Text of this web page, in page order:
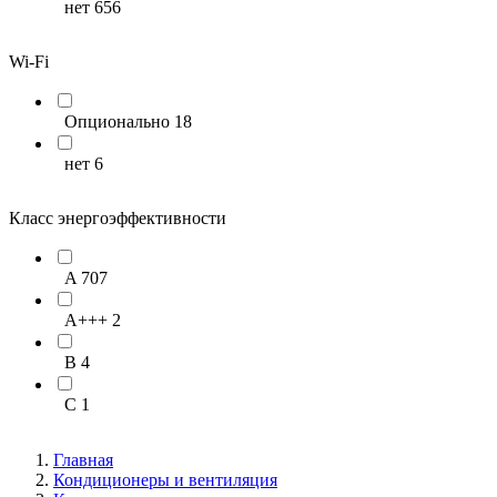
нет 656
Wi-Fi
Опционально 18
нет 6
Класс энергоэффективности
A 707
A+++ 2
B 4
C 1
Главная
Кондиционеры и вентиляция